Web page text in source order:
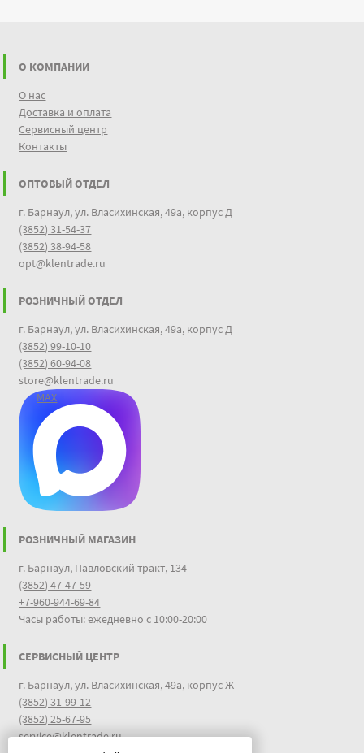
О КОМПАНИИ
О нас
Доставка и оплата
Сервисный центр
Контакты
ОПТОВЫЙ ОТДЕЛ
г. Барнаул, ул. Власихинская, 49а, корпус Д
(3852) 31-54-37
(3852) 38-94-58
opt@klentrade.ru
РОЗНИЧНЫЙ ОТДЕЛ
г. Барнаул, ул. Власихинская, 49а, корпус Д
(3852) 99-10-10
(3852) 60-94-08
store@klentrade.ru
MAX
РОЗНИЧНЫЙ МАГАЗИН
г. Барнаул, Павловский тракт, 134
(3852) 47-47-59
+7-960-944-69-84
Часы работы: ежедневно с 10:00-20:00
СЕРВИСНЫЙ ЦЕНТР
г. Барнаул, ул. Власихинская, 49а, корпус Ж
(3852) 31-99-12
(3852) 25-67-95
service@klentrade.ru